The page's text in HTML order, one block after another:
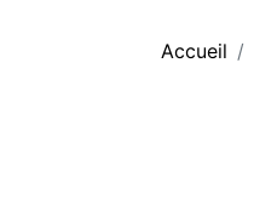
Accueil